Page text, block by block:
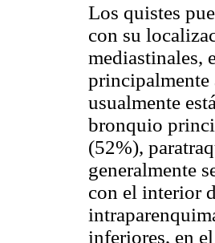
Los quistes
con su
mediastinales,
principalmente
usualmente
bronquio
(52%),
generalmente
con el interior
inferiores, en